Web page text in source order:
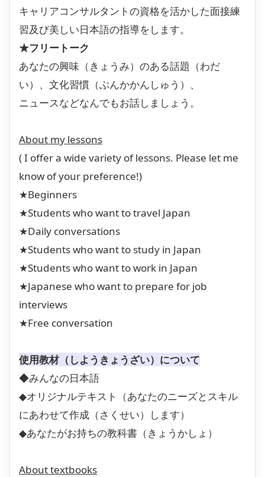
キャリアコンサルタントの資格を活かした面接練
習及び美しい日本語の指導をします。
★フリートーク
あなたの興味（きょうみ）のある話題（わだ
い）、文化習慣（ぶんかかんしゅう）、
ニュースなどなんでもお話しましょう。
About my lessons
( I offer a wide variety of lessons. Please let me
know of your preference!)
★Beginners
★Students who want to travel Japan
★Daily conversations
★Students who want to study in Japan
★Students who want to work in Japan
★Japanese who want to prepare for job
interviews
★Free conversation
使用教材（しようきょうざい）について
◆みんなの日本語
◆オリジナルテキスト（あなたのニーズとスキル
にあわせて作成（さくせい）します）
◆あなたがお持ちの教科書（きょうかしょ）
About textbooks